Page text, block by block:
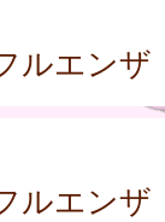
ルエンザ
ルエンザ